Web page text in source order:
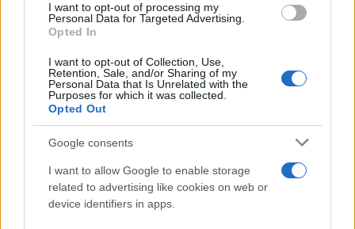
I want to opt-out of processing my
Personal Data for Targeted Advertising.
Opted In
I want to opt-out of Collection, Use,
Retention, Sale, and/or Sharing of my
Personal Data that Is Unrelated with the
Purposes for which it was collected.
Opted Out
Google consents
I want to allow Google to enable storage
related to advertising like cookies on web or
device identifiers in apps.
τμήματα.